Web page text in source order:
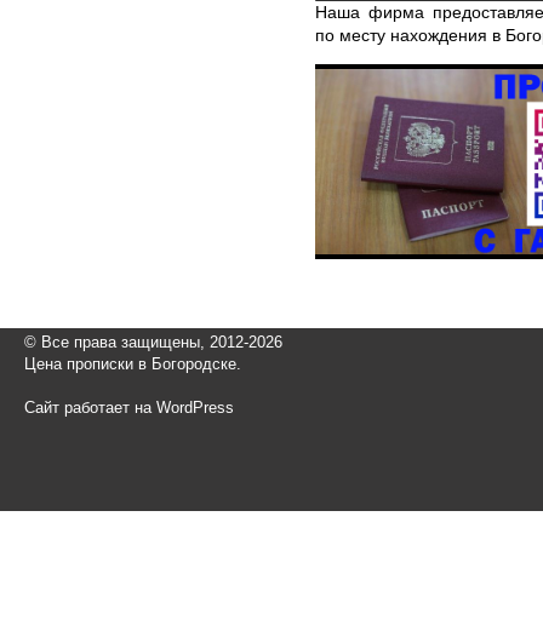
Наша фирма
по месту нахождения в
© Все права защищены, 2012-2026
Цена прописки в Богородске.
Сайт работает на WordPress